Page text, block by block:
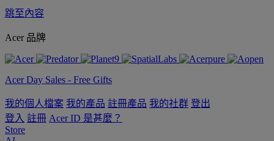
跳至內容
Acer 品牌
Acer Day Sales - Free Gifts
我的個人檔案 我的產品 註冊產品 我的社群 登出
登入 註冊 Acer ID 是甚麼？
Store